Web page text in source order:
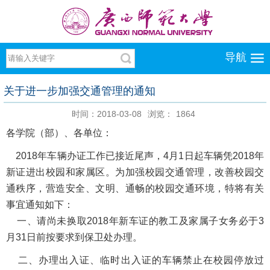
导航
关于进一步加强交通管理的通知
时间：2018-03-08 浏览： 1864
各学院（部）、各单位：
2018年车辆办证工作已接近尾声，4月1日起车辆凭2018年
新证进出校园和家属区。为加强校园交通管理，改善校园交
通秩序，营造安全、文明、通畅的校园交通环境，特将有关
事宜通知如下：
一、请尚未换取2018年新车证的教工及家属子女务必于3
月31日前按要求到保卫处办理。
二、办理出入证、临时出入证的车辆禁止在校园停放过